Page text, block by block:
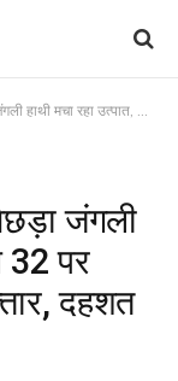
आया, थम गयी वाहनों की रफ्तार, दहशत में रहे लोग
जंगली
32 पर
दहशत